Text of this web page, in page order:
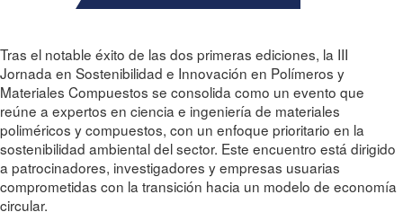
Tras el notable éxito de las dos primeras ediciones, la III
Jornada en Sostenibilidad e Innovación en Polímeros y
Materiales Compuestos se consolida como un evento que
reúne a expertos en ciencia e ingeniería de materiales
poliméricos y compuestos, con un enfoque prioritario en la
sostenibilidad ambiental del sector. Este encuentro está dirigido
a patrocinadores, investigadores y empresas usuarias
comprometidas con la transición hacia un modelo de economía
circular.